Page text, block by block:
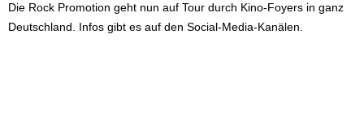
Die Rock Promotion geht nun auf Tour durch Kino-Foyers in ganz
Deutschland. Infos gibt es auf den Social-Media-Kanälen.